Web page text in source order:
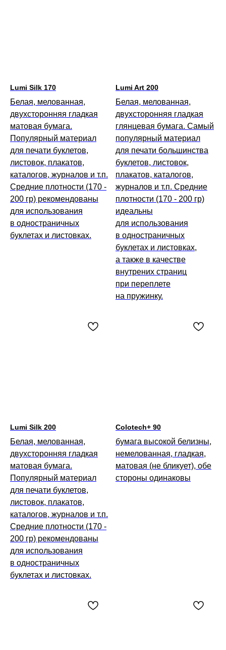
Lumi Silk 170
Белая, мелованная,
двухсторонняя гладкая
матовая бумага.
Популярный материал
для печати буклетов,
листовок, плакатов,
каталогов, журналов и т.п.
Средние плотности (170 -
200 гр) рекомендованы
для использования
в одностраничных
буклетах и листовках.
Lumi Art 200
Белая, мелованная,
двухсторонняя гладкая
глянцевая бумага. Самый
популярный материал
для печати большинства
буклетов, листовок,
плакатов, каталогов,
журналов и т.п. Средние
плотности (170 - 200 гр)
идеальны
для использования
в одностраничных
буклетах и листовках,
а также в качестве
внутрених страниц
при переплете
на пружинку.
Lumi Silk 200
Белая, мелованная,
двухсторонняя гладкая
матовая бумага.
Популярный материал
для печати буклетов,
листовок, плакатов,
каталогов, журналов и т.п.
Средние плотности (170 -
200 гр) рекомендованы
для использования
в одностраничных
буклетах и листовках.
Colotech+ 90
бумага высокой белизны,
немелованная, гладкая,
матовая (не бликует), обе
стороны одинаковы